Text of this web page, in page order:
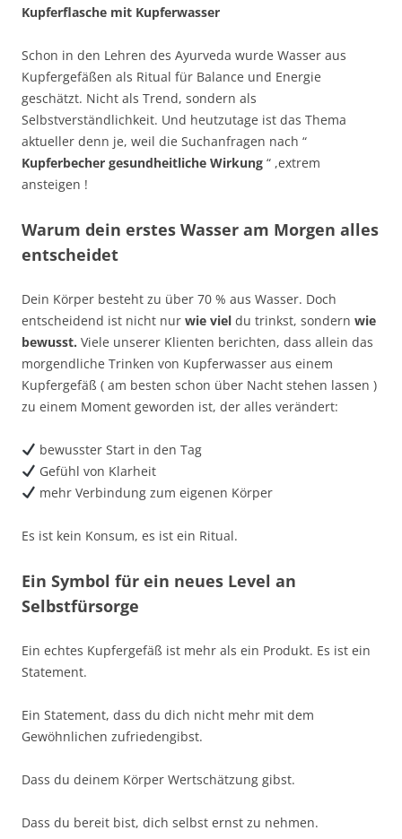
Kupferflasche mit Kupferwasser
Schon in den Lehren des Ayurveda wurde Wasser aus
Kupfergefäßen als Ritual für Balance und Energie
geschätzt. Nicht als Trend, sondern als
Selbstverständlichkeit. Und heutzutage ist das Thema
aktueller denn je, weil die Suchanfragen nach “
Kupferbecher gesundheitliche Wirkung “ ,extrem
ansteigen !
Warum dein erstes Wasser am Morgen alles
entscheidet
Dein Körper besteht zu über 70 % aus Wasser. Doch
entscheidend ist nicht nur wie viel du trinkst, sondern wie
bewusst. Viele unserer Klienten berichten, dass allein das
morgendliche Trinken von Kupferwasser aus einem
Kupfergefäß ( am besten schon über Nacht stehen lassen )
zu einem Moment geworden ist, der alles verändert:
bewusster Start in den Tag
Gefühl von Klarheit
mehr Verbindung zum eigenen Körper
Es ist kein Konsum, es ist ein Ritual.
Ein Symbol für ein neues Level an
Selbstfürsorge
Ein echtes Kupfergefäß ist mehr als ein Produkt. Es ist ein
Statement.
Ein Statement, dass du dich nicht mehr mit dem
Gewöhnlichen zufriedengibst.
Dass du deinem Körper Wertschätzung gibst.
Dass du bereit bist, dich selbst ernst zu nehmen.